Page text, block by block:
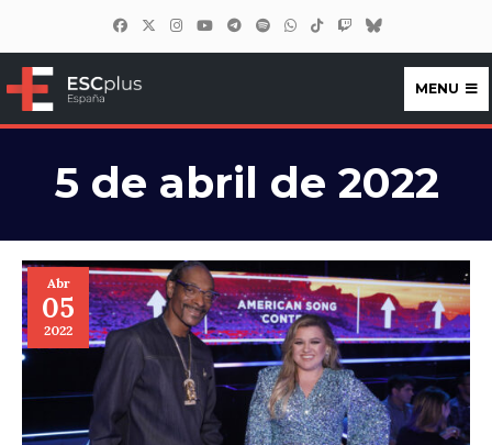
ESCplus España
MENU
5 de abril de 2022
Abr
05
2022